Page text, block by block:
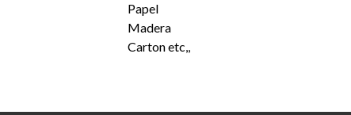
Papel
Madera
Carton etc,,